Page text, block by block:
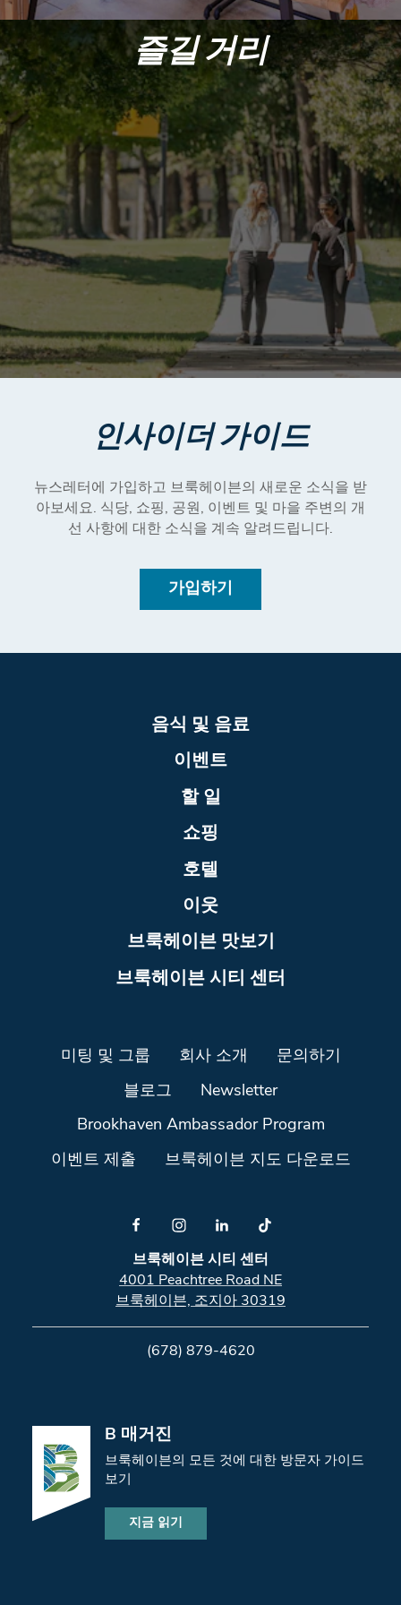
즐길 거리
인사이더 가이드
뉴스레터에 가입하고 브룩헤이븐의 새로운 소식을 받
아보세요. 식당, 쇼핑, 공원, 이벤트 및 마을 주변의 개
선 사항에 대한 소식을 계속 알려드립니다.
가입하기
음식 및 음료
이벤트
할 일
쇼핑
호텔
이웃
브룩헤이븐 맛보기
브룩헤이븐 시티 센터
미팅 및 그룹 회사 소개 문의하기
블로그 Newsletter
Brookhaven Ambassador Program
이벤트 제출 브룩헤이븐 지도 다운로드
브룩헤이븐 시티 센터
4001 Peachtree Road NE
브룩헤이븐, 조지아 30319
(678) 879-4620
B 매거진
브룩헤이븐의 모든 것에 대한 방문자 가이드
보기
지금 읽기